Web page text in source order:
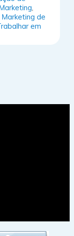
Marketing de
em